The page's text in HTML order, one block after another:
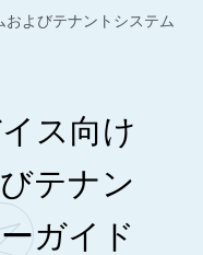
よびテナントシステム
ス向け
テナン
ガイド